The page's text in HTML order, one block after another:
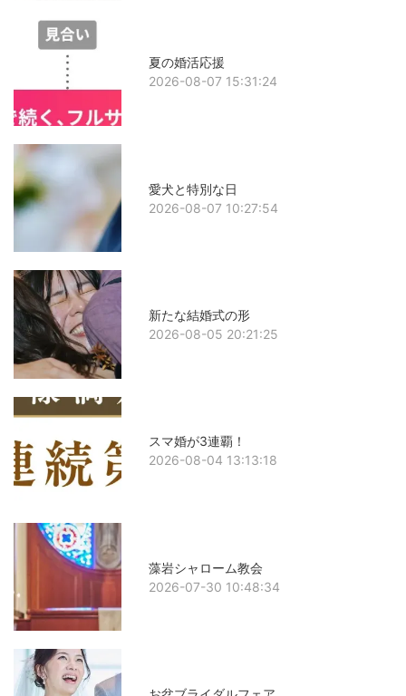
夏の婚活応援
2026-08-07 15:31:24
愛犬と特別な日
2026-08-07 10:27:54
新たな結婚式の形
2026-08-05 20:21:25
スマ婚が3連覇！
2026-08-04 13:13:18
藻岩シャローム教会
2026-07-30 10:48:34